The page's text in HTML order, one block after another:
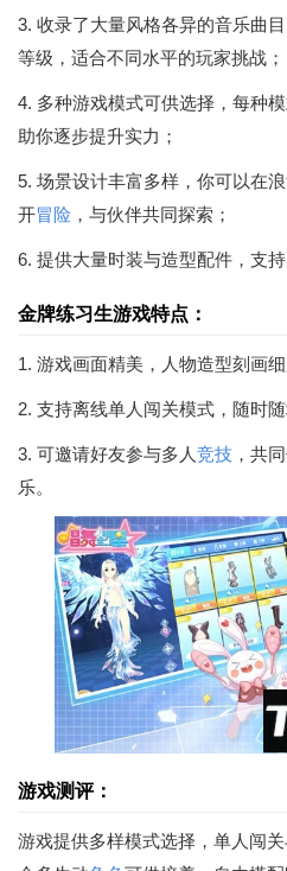
3. 收录了大量风格各异的音乐曲
等级，适合不同水平的玩家挑战；
4. 多种游戏模式可供选择，每种
助你逐步提升实力；
5. 场景设计丰富多样，你可以在
开冒险 ，与伙伴共同探索；
6. 提供大量时装与造型配件，支
金牌练习生游戏特点：
1. 游戏画面精美，人物造型刻画
2. 支持离线单人闯关模式，随时
3. 可邀请好友参与多人竞技 ，共
乐。
游戏测评：
游戏提供多样模式选择，单人闯